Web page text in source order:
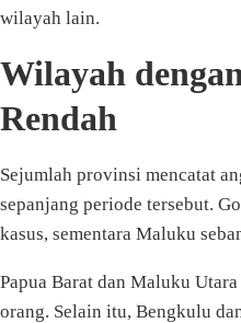
wilayah lain.
Wilayah
Rendah
Sejumlah provinsi mencatat
sepanjang periode tersebut.
kasus, sementara Maluku
Papua Barat dan Maluku
orang. Selain itu, Bengkulu